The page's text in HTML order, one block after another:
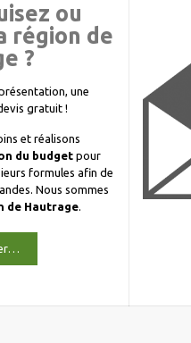
ou
région de
?
une
gratuit !
et réalisons
du budgetpour
formules afin de
Nous sommes
de Hautrage.